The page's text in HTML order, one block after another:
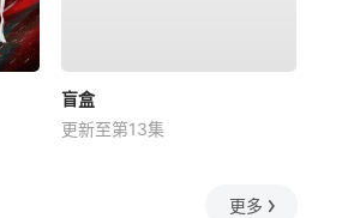
盲盒
更新至第13集
更多